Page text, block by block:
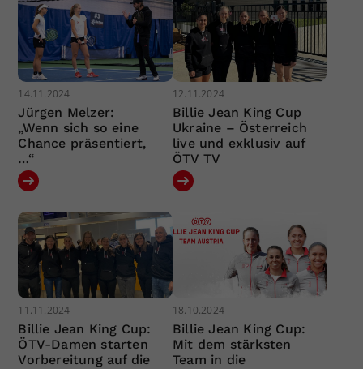
14.11.2024
Jürgen Melzer:
„Wenn sich so eine
Chance präsentiert,
…“
12.11.2024
Billie Jean King Cup
Ukraine – Österreich
live und exklusiv auf
ÖTV TV
11.11.2024
Billie Jean King Cup:
ÖTV-Damen starten
Vorbereitung auf die
18.10.2024
Billie Jean King Cup:
Mit dem stärksten
Team in die